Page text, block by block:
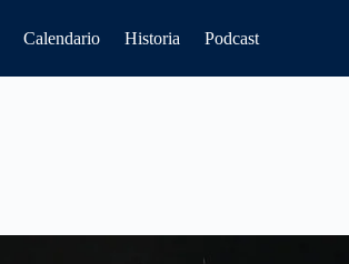
Calendario Historia Podcast